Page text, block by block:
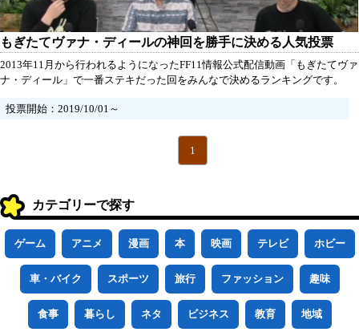
もぎたてヴァナ・ディールの神回を勝手に決める人気投票
2013年11月から行われるようになったFF11情報公式配信動画「もぎたてヴァ
ナ・ディール」で一番ステキだった回をみんなで決めるランキングです。
投票開始：2019/10/01～
1
カテゴリーで探す
ゲーム アニメ 漫画 本 映画 テレビ ホビー
車・バイク スポーツ 旅行 ファッション 趣味
食事 暮らし ネタ ビジネス 教育 地域